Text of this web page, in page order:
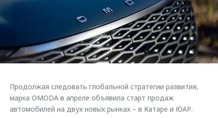
Страхование
Кредитный калькулятор
Аксессуары
Одежда и сувениры
Запчасти
Трейд-ин
Клиентская поддержка
Клуб владельцев OMODA
Приложение O&J
Одежда и сувениры
Оригинальные аксессуары
Продолжая следовать глобальной стратегии развития,
марка OMODA в апреле объявила старт продаж
автомобилей на двух новых рынках – в Катаре и ЮАР.